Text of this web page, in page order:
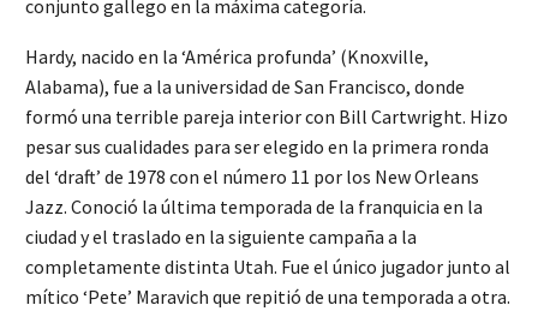
conjunto gallego en la máxima categoría.
Hardy, nacido en la ‘América profunda’ (Knoxville,
Alabama), fue a la universidad de San Francisco, donde
formó una terrible pareja interior con Bill Cartwright. Hizo
pesar sus cualidades para ser elegido en la primera ronda
del ‘draft’ de 1978 con el número 11 por los New Orleans
Jazz. Conoció la última temporada de la franquicia en la
ciudad y el traslado en la siguiente campaña a la
completamente distinta Utah. Fue el único jugador junto al
mítico ‘Pete’ Maravich que repitió de una temporada a otra.